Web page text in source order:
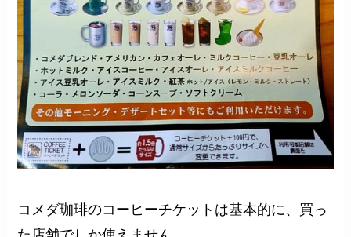
コメダ珈琲のコーヒーチケットは基本的に、買っ